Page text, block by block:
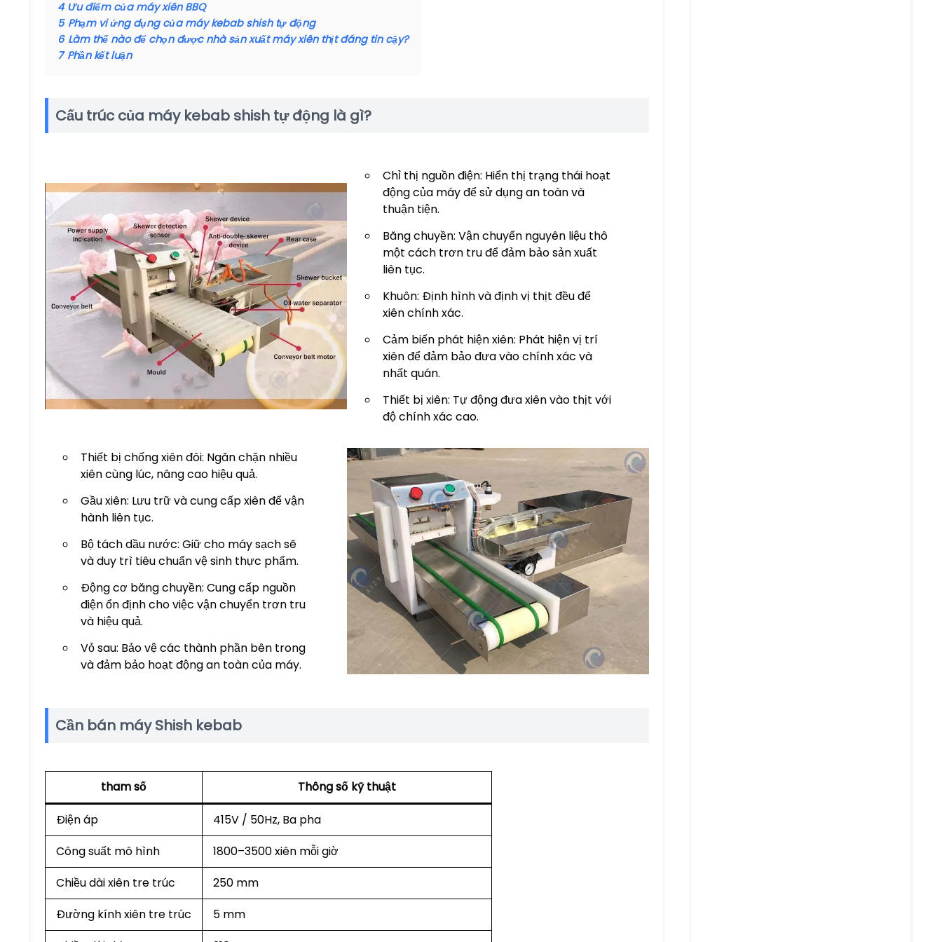
4 Ưu điểm của máy xiên BBQ
5 Phạm vi ứng dụng của máy kebab shish tự động
6 Làm thế nào để chọn được nhà sản xuất máy xiên thịt đáng tin cậy?
7 Phần kết luận
Cấu trúc của máy kebab shish tự động là gì?
Chỉ thị nguồn điện: Hiển thị trạng thái hoạt
động của máy để sử dụng an toàn và
thuận tiện.
Băng chuyền: Vận chuyển nguyên liệu thô
một cách trơn tru để đảm bảo sản xuất
liên tục.
Khuôn: Định hình và định vị thịt đều để
xiên chính xác.
Cảm biến phát hiện xiên: Phát hiện vị trí
xiên để đảm bảo đưa vào chính xác và
nhất quán.
Thiết bị xiên: Tự động đưa xiên vào thịt với
độ chính xác cao.
Thiết bị chống xiên đôi: Ngăn chặn nhiều
xiên cùng lúc, nâng cao hiệu quả.
Gầu xiên: Lưu trữ và cung cấp xiên để vận
hành liên tục.
Bộ tách dầu nước: Giữ cho máy sạch sẽ
và duy trì tiêu chuẩn vệ sinh thực phẩm.
Động cơ băng chuyền: Cung cấp nguồn
điện ổn định cho việc vận chuyển trơn tru
và hiệu quả.
Vỏ sau: Bảo vệ các thành phần bên trong
và đảm bảo hoạt động an toàn của máy.
Cần bán máy Shish kebab
tham số Thông số kỹ thuật
Điện áp
415V / 50Hz, Ba pha
Công suất mô hình
1800–3500 xiên mỗi giờ
Chiều dài xiên tre trúc
250 mm
Đường kính xiên tre trúc
5 mm